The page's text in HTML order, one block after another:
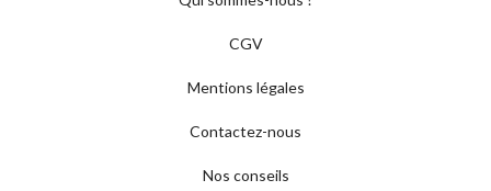
CGV
Mentions légales
Contactez-nous
Nos conseils